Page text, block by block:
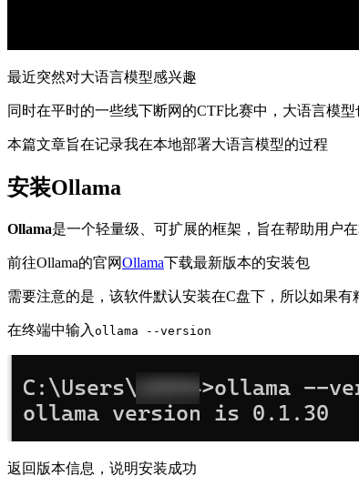
最近突然对大语言模型感兴趣
同时在平时的一些线下断网的CTF比赛中，大语言模
本篇文章旨在记录我在本地部署大语言模型的过程
安装Ollama
Ollama是一个轻量级、可扩展的框架，旨在帮助用户
前往Ollama的官网Ollama下载最新版本的安装包
需要注意的是，该软件默认安装在C盘下，所以如果有
在终端中输入 ollama --version
返回版本信息，说明安装成功